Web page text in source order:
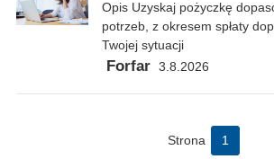
Opis Uzyskaj pożyczkę
potrzeb, z okresem spłaty
Twojej sytuacji
Forfar 3.8.2026
Strona 1